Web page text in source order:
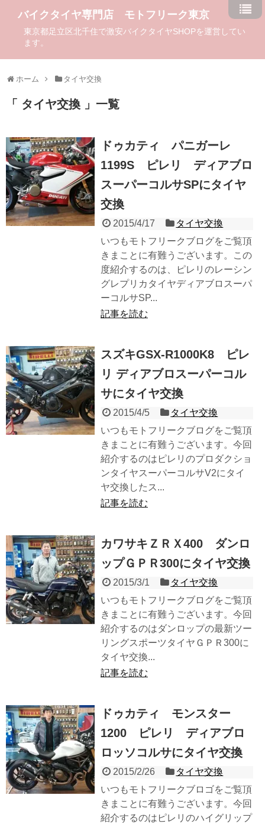
バイクタイヤ専門店 モトフリーク東京
東京都足立区北千住で激安バイクタイヤSHOPを運営してい
ます。
ホーム タイヤ交換
タイヤ交換 一覧
ドゥカティ パニガーレ
1199S ピレリ ディアブロ
スーパーコルサSPにタイヤ
交換
2015/4/17
タイヤ交換
いつもモトフリークブログをご覧頂
きまことに有難うございます。この
度紹介するのは、ピレリのレーシン
グレプリカタイヤディアブロスーパ
ーコルサSP...
記事を読む
スズキGSX-R1000K8 ピレ
リ ディアブロスーパーコル
サにタイヤ交換
2015/4/5
タイヤ交換
いつもモトフリークブログをご覧頂
きまことに有難うございます。今回
紹介するのはピレリのプロダクショ
ンタイヤスーパーコルサV2にタイ
ヤ交換したス...
記事を読む
カワサキＺＲＸ400 ダンロ
ップＧＰＲ300にタイヤ交換
2015/3/1
タイヤ交換
いつもモトフリークブログをご覧頂
きまことに有難うございます。今回
紹介するのはダンロップの最新ツー
リングスポーツタイヤＧＰＲ300に
タイヤ交換...
記事を読む
ドゥカティ モンスター
1200 ピレリ ディアブロ
ロッソコルサにタイヤ交換
2015/2/26
タイヤ交換
いつもモトフリークブロゴをご覧頂
きまことに有難うございます。今回
紹介するのはピレリのハイグリップ